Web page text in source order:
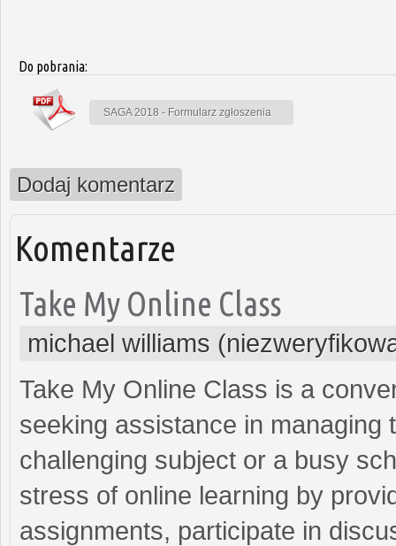
Do pobrania:
SAGA 2018 - Formularz zgłoszenia
Dodaj komentarz
Komentarze
Take My Online Class
michael williams
Take My Online Class is a
seeking assistance in
challenging subject or a busy
stress of online learning by
assignments, participate in